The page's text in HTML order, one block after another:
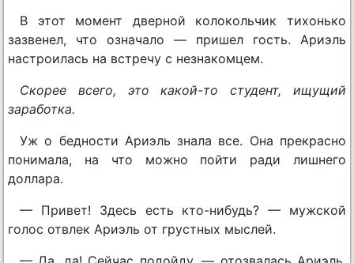
В этот момент дверной колокольчик тихонько
зазвенел, что означало — пришел гость. Ариэль
настроилась на встречу с незнакомцем.
Скорее всего, это какой-то студент, ищущий
заработка.
Уж о бедности Ариэль знала все. Она прекрасно
понимала, на что можно пойти ради лишнего
доллара.
— Привет! Здесь есть кто-нибудь? — мужской
голос отвлек Ариэль от грустных мыслей.